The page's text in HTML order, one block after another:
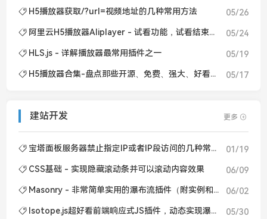
05/26
H5播放器获取/?url=视频地址的几种常用方法
05/24
阿里云H5播放器Aliplayer - 试看功能，试看结束弹出开通会员提示框
05/19
HLS.js - 详解播放器最常用插件之一
05/17
H5播放器合集-盘点那些开源、免费、强大、好看、的HTML5播放器（持续更新中）
建站开发 更多
01/19
宝塔面板服务器禁止指定IP或者IP段访问的几种常见方法
06/09
CSS基础 - 实现隐藏滚动条并可以滚动内容效果
06/02
Masonry - 非常简单实用的瀑布流插件（附实例和中文文档）
05/30
Isotope.js超好看前端响应式JS插件，动态实现瀑布流布局排版、筛选、排序等功能